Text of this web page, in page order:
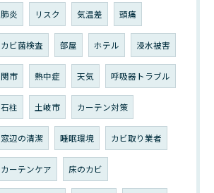
肺炎 リスク 気温差 頭痛
カビ菌検査 部屋 ホテル 浸水被害
関市 熱中症 天気 呼吸器トラブル
石柱 土岐市 カーテン対策
窓辺の清潔 睡眠環境 カビ取り業者
カーテンケア 床のカビ